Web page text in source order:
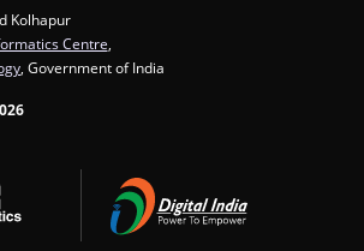
Kolhapur
Centre
, Government of India